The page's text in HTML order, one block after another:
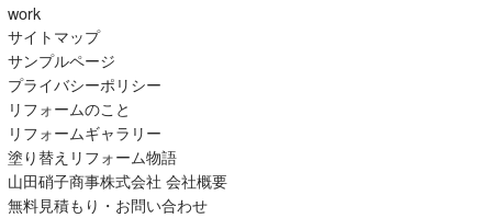
work
サイトマップ
サンプルページ
プライバシーポリシー
リフォームのこと
リフォームギャラリー
塗り替えリフォーム物語
山田硝子商事株式会社 会社概要
無料見積もり・お問い合わせ